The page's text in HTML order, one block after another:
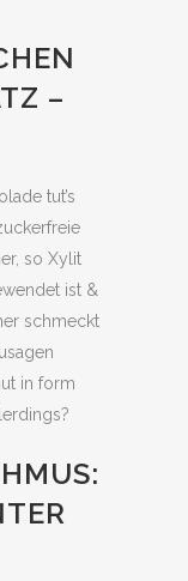
–
tut’s
so Xylit
ist &
schmeckt
in form